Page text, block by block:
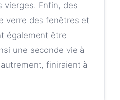
vierges. Enfin, des
verre des fenêtres et
également être
une seconde vie à
finiraient à